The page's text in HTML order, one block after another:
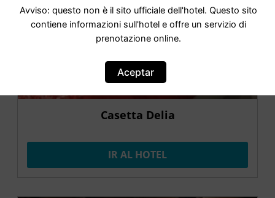
Casetta Delia
IR AL HOTEL
Avviso: questo non è il sito ufficiale dell'hotel. Questo sito
contiene informazioni sull'hotel e offre un servizio di
prenotazione online.
Aceptar